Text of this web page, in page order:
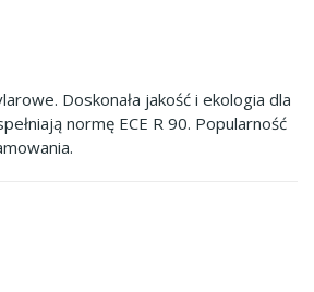
Doskonała jakość i ekologia dla
normę ECE R 90. Popularność